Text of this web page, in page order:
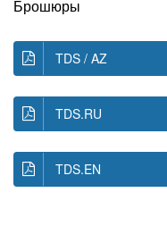
Брошюры
TDS / AZ
TDS.RU
TDS.EN